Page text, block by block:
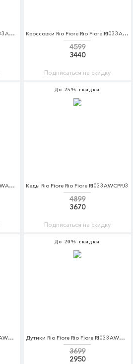
Ботфорты Rio Fiore Rio Fiore RI033AWCPFO0 Кроссовки Rio Fiore Rio Fiore RI033AWCPFQ8
4599
3440
Подписаться на скидку
Туфли Rio Fiore Rio Fiore RI033AWAGDV5
До 25% скидки
Кеды Rio Fiore Rio Fiore RI033AWCPFJ3
4899
3670
Подписаться на скидку
Дутики Rio Fiore Rio Fiore RI033AWCPFI7
До 20% скидки
Дутики Rio Fiore Rio Fiore RI033AWCPFL1
3699
2950